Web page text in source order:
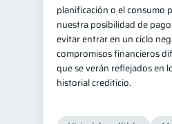
planificación o el consumo
nuestra posibilidad de
evitar entrar en un ciclo
compromisos financieros
que se verán reflejados en
historial crediticio.